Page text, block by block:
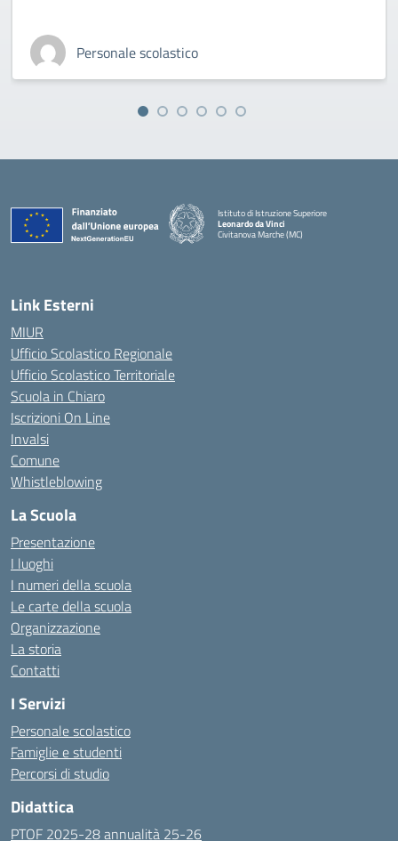
Personale scolastico
Istituto di Istruzione Superiore
Leonardo da Vinci
Civitanova Marche (MC)
Link Esterni
MIUR
Ufficio Scolastico Regionale
Ufficio Scolastico Territoriale
Scuola in Chiaro
Iscrizioni On Line
Invalsi
Comune
Whistleblowing
La Scuola
Presentazione
I luoghi
I numeri della scuola
Le carte della scuola
Organizzazione
La storia
Contatti
I Servizi
Personale scolastico
Famiglie e studenti
Percorsi di studio
Didattica
PTOF 2025-28 annualità 25-26